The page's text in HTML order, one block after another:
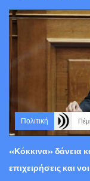
Πολιτική
«Κόκκινα» δάνεια
επιχειρήσεις και